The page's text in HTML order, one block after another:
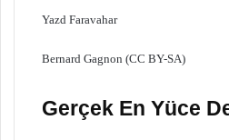
Yazd Faravahar
Bernard Gagnon (CC BY-SA)
Gerçek En Yüce